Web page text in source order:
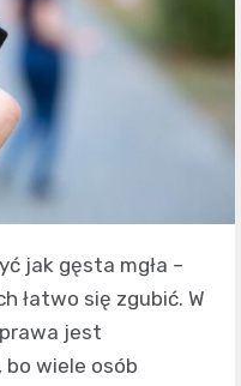
jak gęsta mgła –
łatwo się zgubić. W
jest
wiele osób